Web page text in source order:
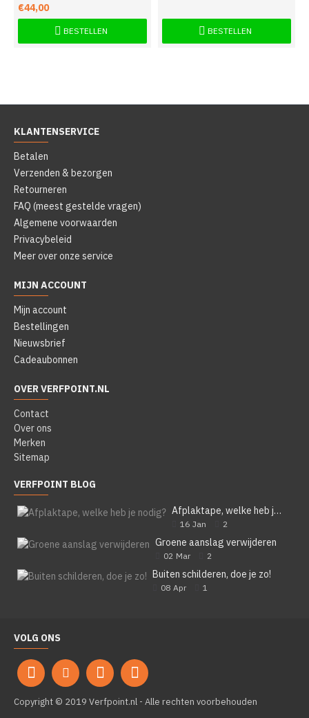
€44,00
BESTELLEN BESTELLEN
KLANTENSERVICE
Betalen
Verzenden & bezorgen
Retourneren
FAQ (meest gestelde vragen)
Algemene voorwaarden
Privacybeleid
Meer over onze service
MIJN ACCOUNT
Mijn account
Bestellingen
Nieuwsbrief
Cadeaubonnen
OVER VERFPOINT.NL
Contact
Over ons
Merken
Sitemap
VERFPOINT BLOG
Afplaktape, welke heb je nodig?
16 Jan 2
Groene aanslag verwijderen
02 Mar 2
Buiten schilderen, doe je zo!
08 Apr 1
VOLG ONS
Copyright © 2019 Verfpoint.nl - Alle rechten voorbehouden